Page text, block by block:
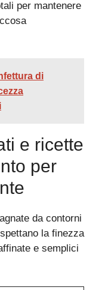
per mantenere
di
e ricette
per
da contorni
la finezza
e semplici